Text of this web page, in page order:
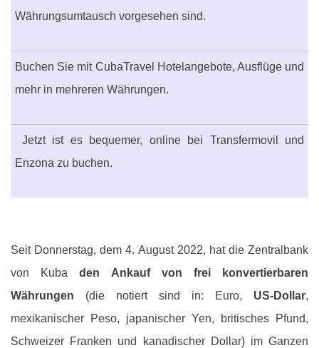
Währungsumtausch vorgesehen sind.
Buchen Sie mit CubaTravel Hotelangebote, Ausflüge und
mehr in mehreren Währungen.
Jetzt ist es bequemer, online bei Transfermovil und
Enzona zu buchen.
Seit Donnerstag, dem 4. August 2022, hat die Zentralbank
von Kubaden Ankauf von frei konvertierbaren
Währungen (die notiert sind in: Euro, US-Dollar,
mexikanischer Peso, japanischer Yen, britisches Pfund,
Schweizer Franken und kanadischer Dollar) im Ganzen